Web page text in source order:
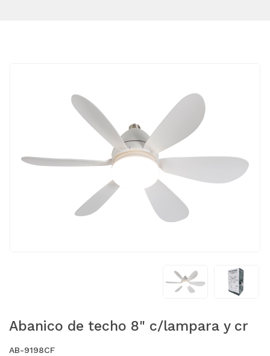
Abanico de techo 8" c/lampara y cr
AB-9198CF